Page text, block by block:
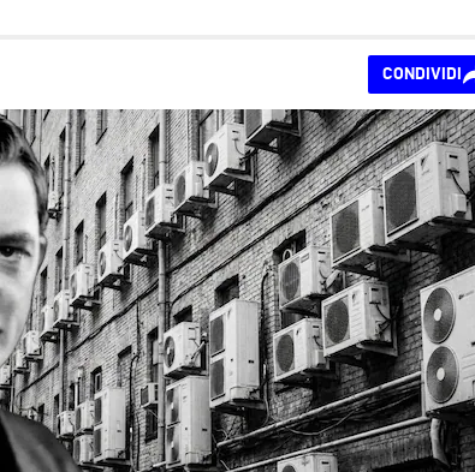
CONDIVIDI